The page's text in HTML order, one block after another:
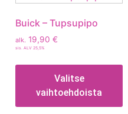
Buick – Tupsupipo
alk. 19,90 €
sis. ALV 25,5%
Valitse
vaihtoehdoista